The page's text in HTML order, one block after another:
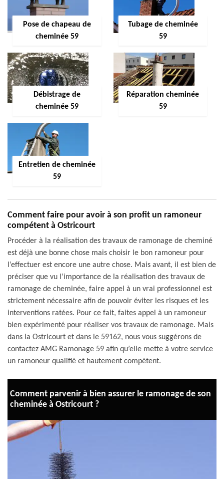
Pose de chapeau de
cheminée 59
Tubage de cheminée
59
Débistrage de
cheminée 59
Réparation cheminée
59
Entretien de cheminée
59
Comment faire pour avoir à son profit un ramoneur
compétent à Ostricourt
Procéder à la réalisation des travaux de ramonage de cheminé
est déjà une bonne chose mais choisir le bon ramoneur pour
l’effectuer est encore une autre chose. Mais avant, il est bien de
préciser que vu l’importance de la réalisation des travaux de
ramonage de cheminée, faire appel à un vrai professionnel est
strictement nécessaire afin de pouvoir éviter les risques et les
interventions ratées. Pour ce fait, faites appel à un ramoneur
bien expérimenté pour réaliser vos travaux de ramonage. Mais
dans la Ostricourt et dans le 59162, nous vous suggérons de
contactez AMG Ramonage 59 afin qu’elle mette à votre service
un ramoneur qualifié et hautement compétent.
Comment parvenir à bien assurer le ramonage de son
cheminée à Ostricourt ?